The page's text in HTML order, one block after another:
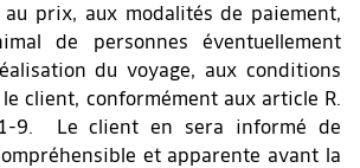
au prix, aux modalités de paiement,
de personnes éventuellement
du voyage, aux conditions
client, conformément aux article R.
9. Le client en sera informé de
et apparente avant la